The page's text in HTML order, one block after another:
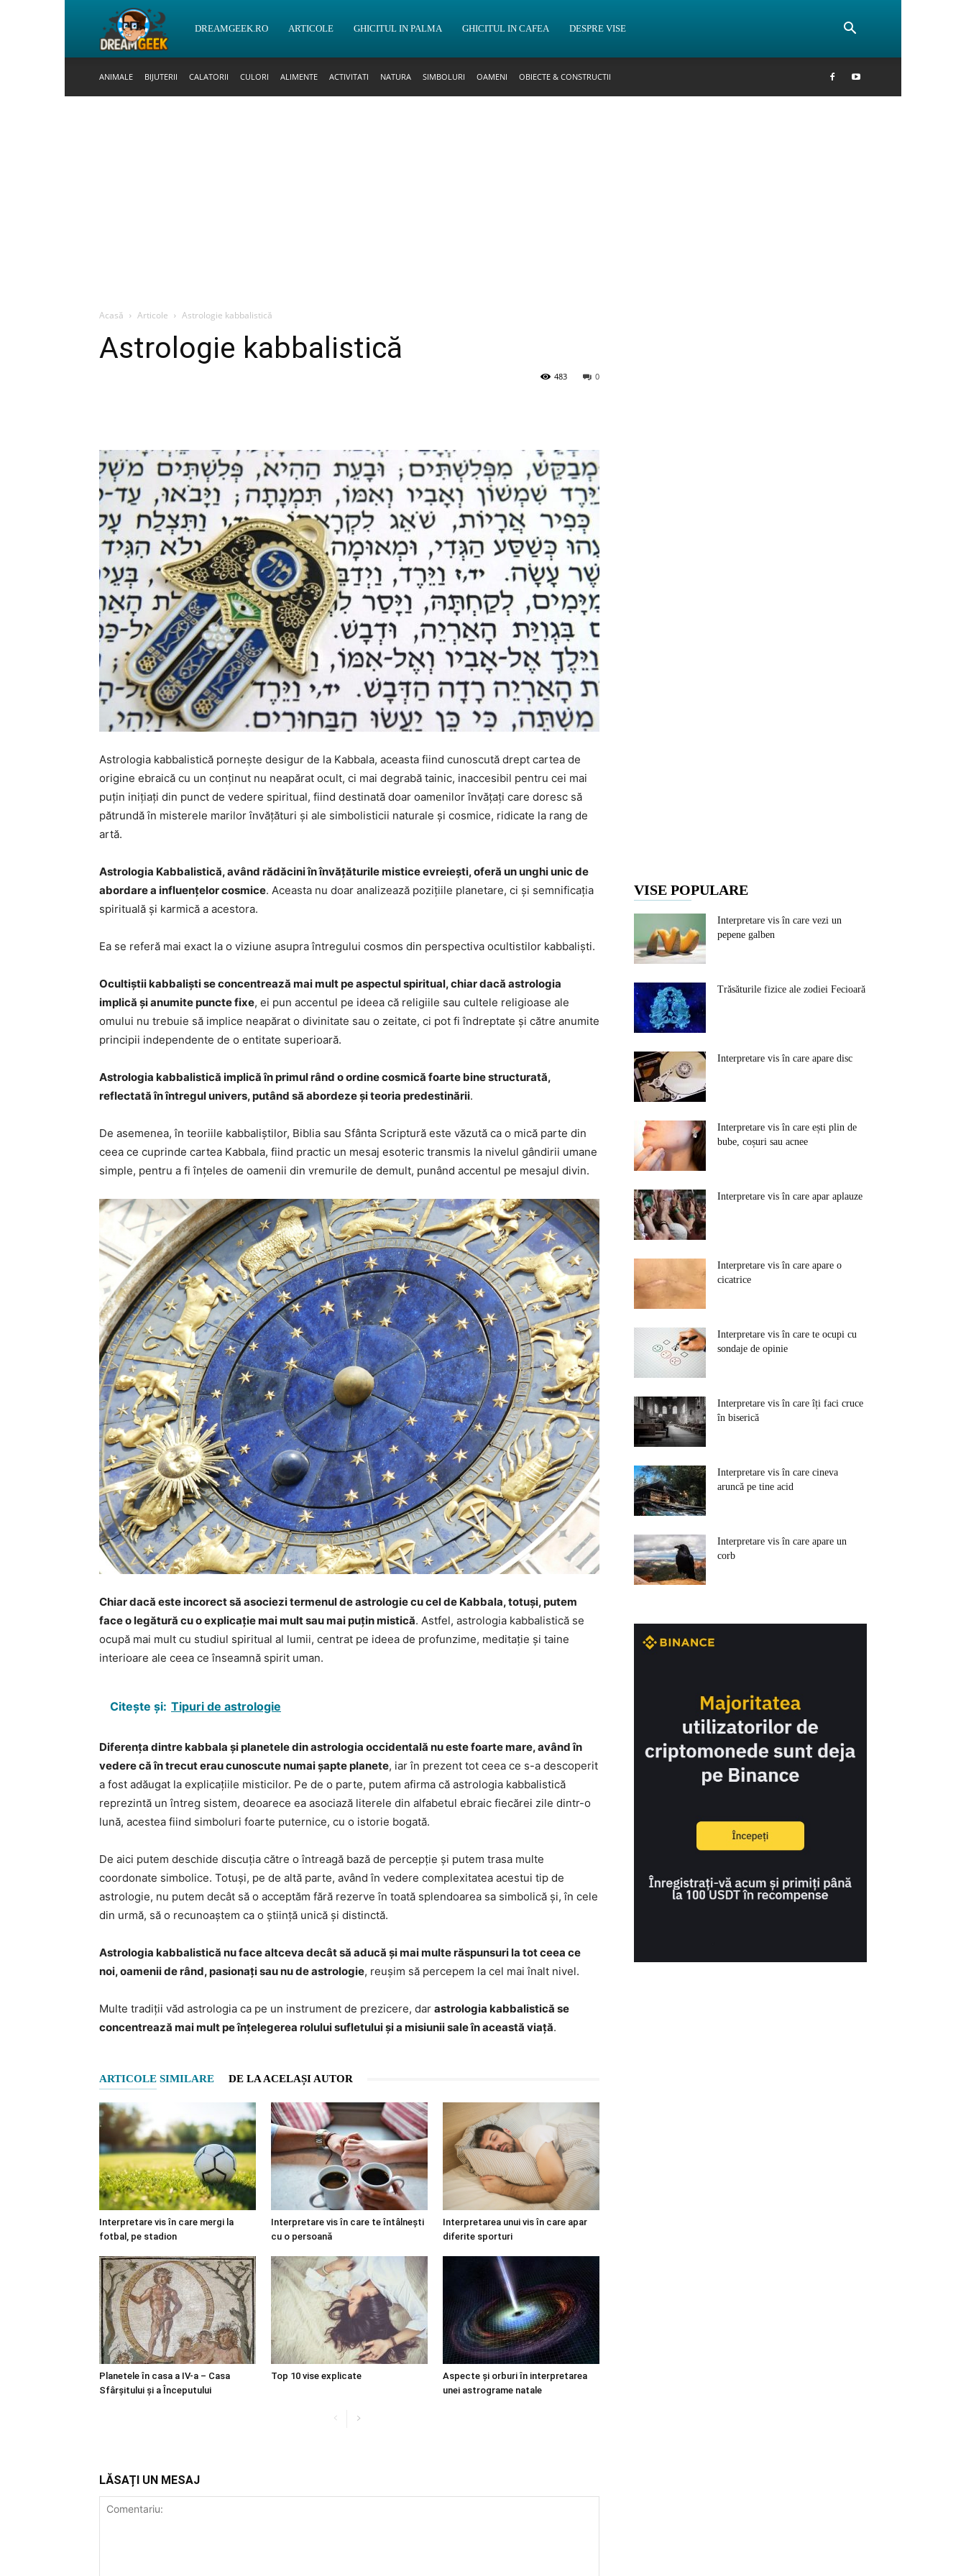
DreamGeek.ro
DREAMGEEK.RO ARTICOLE GHICITUL IN PALMA GHICITUL IN CAFEA DESPRE VISE
ANIMALE BIJUTERII CALATORII CULORI ALIMENTE ACTIVITATI NATURA SIMBOLURI OAMENI OBIECTE & CONSTRUCTII
Acasă Articole Astrologie kabbalistică
Astrologie kabbalistică
0
483
Astrologia kabbalistică pornește desigur de la Kabbala, aceasta fiind cunoscută drept cartea de
origine ebraică cu un conținut nu neapărat ocult, ci mai degrabă tainic, inaccesibil pentru cei mai
puțin inițiați din punct de vedere spiritual, fiind destinată doar oamenilor învățați care doresc să
pătrundă în misterele marilor învățături și ale simbolisticii naturale și cosmice, ridicate la rang de
artă.
Astrologia Kabbalistică, având rădăcini în învățăturile mistice evreiești, oferă un unghi unic de
abordare a influențelor cosmice. Aceasta nu doar analizează pozițiile planetare, ci și semnificația
spirituală și karmică a acestora.
Ea se referă mai exact la o viziune asupra întregului cosmos din perspectiva ocultistilor kabbaliști.
Ocultiștii kabbaliști se concentrează mai mult pe aspectul spiritual, chiar dacă astrologia
implică și anumite puncte fixe, ei pun accentul pe ideea că religiile sau cultele religioase ale
omului nu trebuie să implice neapărat o divinitate sau o zeitate, ci pot fi îndreptate și către anumite
principii independente de o entitate superioară.
Astrologia kabbalistică implică în primul rând o ordine cosmică foarte bine structurată,
reflectată în întregul univers, putând să abordeze și teoria predestinării.
De asemenea, în teoriile kabbaliștilor, Biblia sau Sfânta Scriptură este văzută ca o mică parte din
ceea ce cuprinde cartea Kabbala, fiind practic un mesaj esoteric transmis la nivelul gândirii umane
simple, pentru a fi înțeles de oamenii din vremurile de demult, punând accentul pe mesajul divin.
Chiar dacă este incorect să asociezi termenul de astrologie cu cel de Kabbala, totuși, putem
face o legătură cu o explicație mai mult sau mai puțin mistică. Astfel, astrologia kabbalistică se
ocupă mai mult cu studiul spiritual al lumii, centrat pe ideea de profunzime, meditație și taine
interioare ale ceea ce înseamnă spirit uman.
Citește și: Tipuri de astrologie
Diferența dintre kabbala și planetele din astrologia occidentală nu este foarte mare, având în
vedere că în trecut erau cunoscute numai șapte planete, iar în prezent tot ceea ce s-a descoperit
a fost adăugat la explicațiile misticilor. Pe de o parte, putem afirma că astrologia kabbalistică
reprezintă un întreg sistem, deoarece ea asociază literele din alfabetul ebraic fiecărei zile dintr-o
lună, acestea fiind simboluri foarte puternice, cu o istorie bogată.
De aici putem deschide discuția către o întreagă bază de percepție și putem trasa multe
coordonate simbolice. Totuși, pe de altă parte, având în vedere complexitatea acestui tip de
astrologie, nu putem decât să o acceptăm fără rezerve în toată splendoarea sa simbolică și, în cele
din urmă, să o recunoaștem ca o știință unică și distinctă.
Astrologia kabbalistică nu face altceva decât să aducă și mai multe răspunsuri la tot ceea ce
noi, oamenii de rând, pasionați sau nu de astrologie, reușim să percepem la cel mai înalt nivel.
Multe tradiții văd astrologia ca pe un instrument de prezicere, dar astrologia kabbalistică se
concentrează mai mult pe înțelegerea rolului sufletului și a misiunii sale în această viață.
ARTICOLE SIMILARE DE LA ACELAȘI AUTOR
Interpretare vis în care mergi la
fotbal, pe stadion
Interpretare vis în care te întâlnești
cu o persoană
Interpretarea unui vis în care apar
diferite sporturi
Planetele în casa a IV-a – Casa
Sfârșitului și a Începutului
Top 10 vise explicate
Aspecte și orburi în interpretarea
unei astrograme natale
LĂSAȚI UN MESAJ
VISE POPULARE
Interpretare vis în care vezi un
pepene galben
Trăsăturile fizice ale zodiei Fecioară
Interpretare vis în care apare disc
Interpretare vis în care ești plin de
bube, coșuri sau acnee
Interpretare vis în care apar aplauze
Interpretare vis în care apare o
cicatrice
Interpretare vis în care te ocupi cu
sondaje de opinie
Interpretare vis în care îți faci cruce
în biserică
Interpretare vis în care cineva
aruncă pe tine acid
Interpretare vis în care apare un
corb